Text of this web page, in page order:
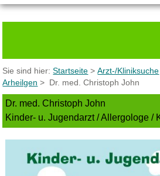
Sie sind hier:Startseite >Arzt-/Kliniksuche
Arheilgen > Dr. med. Christoph John
Dr. med. Christoph John
Kinder- u. Jugendarzt / Allergologe /